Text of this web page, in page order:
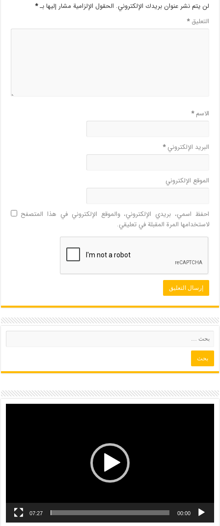
لن يتم نشر عنوان بريدك الإلكتروني. الحقول الإلزامية مشار إليها بـ*
التعليق*
الاسم*
البريد الإلكتروني*
الموقع الإلكتروني
احفظ اسمي، بريدي الإلكتروني، والموقع الإلكتروني في هذا المتصفح
لاستخدامها المرة المقبلة في تعليقي.
00:00
07:27